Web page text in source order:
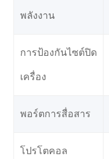
พลังงาน
การป้องกันไซต์ปิด
เครื่อง
พอร์ตการสื่อสาร
โปรโตคอล